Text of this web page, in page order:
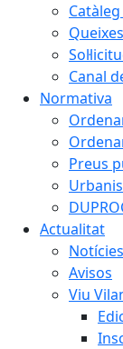
Canal
Normativa
Preus
Actualitat
Notícies
Avisos
Viu